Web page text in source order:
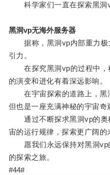
科学家们一直在探索黑洞
黑洞vp无海外服务器
据称，黑洞vp内部重力极
引力。
在探究黑洞vp的过程中，
的演变和进化有着深远影响。
在宇宙探索的道路上，黑
但也是一座充满神秘的宇宙奇
通过不断探求黑洞vp的奥
宙的运行规律，探索更广阔的
愿我们永远保持对黑洞vp
的探索之旅。
#44#